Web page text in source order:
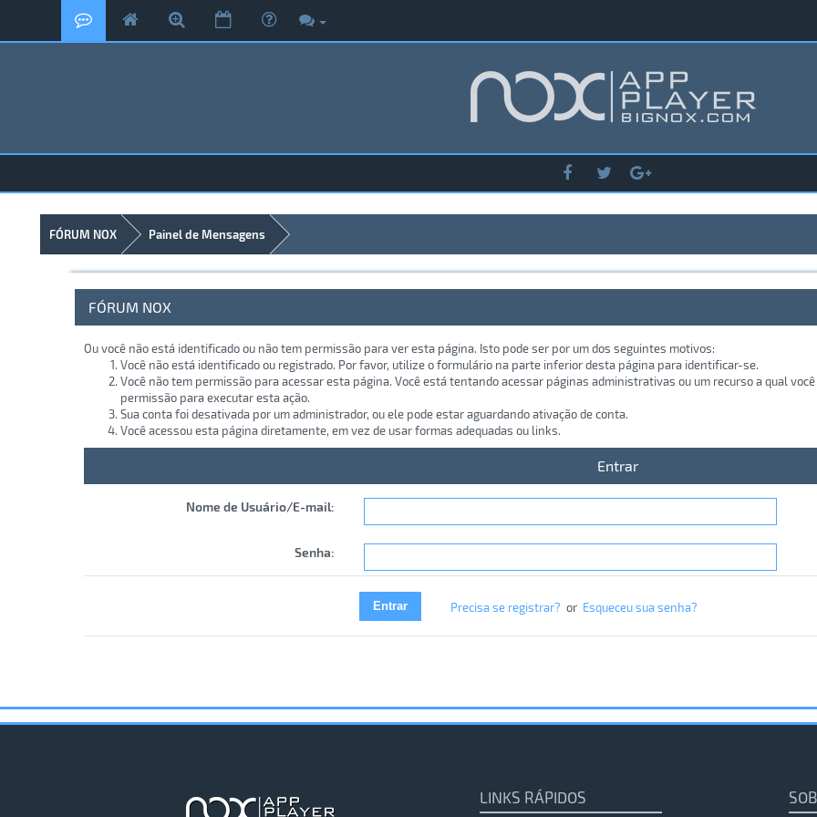
FÓRUM NOX Painel de Mensagens
FÓRUM NOX
Ou você não está identificado ou não tem permissão para ver esta página. Isto pode ser por um dos seguintes motivos:
Você não está identificado ou registrado. Por favor, utilize o formulário na parte inferior desta página para identificar-se.
Você não tem permissão para acessar esta página. Você está tentando acessar páginas administrativas ou um recurso a qual
permissão para executar esta ação.
Sua conta foi desativada por um administrador, ou ele pode estar aguardando ativação de conta.
Você acessou esta página diretamente, em vez de usar formas adequadas ou links.
Entrar
Nome de Usuário/E-mail:
Senha:
Precisa se registrar? or Esqueceu sua senha?
LINKS RÁPIDOS